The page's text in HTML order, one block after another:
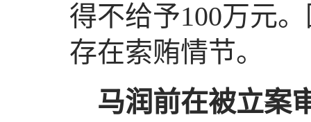
得不给予100万元
存在索贿情节。
马润前在被立案